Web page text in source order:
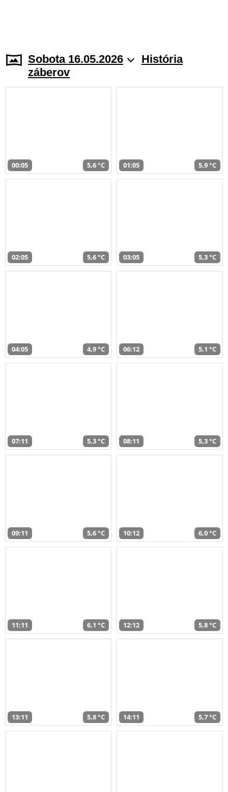
Sobota 16.05.2026
História
záberov
00:05 5,6 °C 01:05 5,9 °C
02:05 5,6 °C 03:05 5,3 °C
04:05 4,9 °C 06:12 5,1 °C
07:11 5,3 °C 08:11 5,3 °C
09:11 5,6 °C 10:12 6,0 °C
11:11 6,1 °C 12:12 5,8 °C
13:11 5,8 °C 14:11 5,7 °C